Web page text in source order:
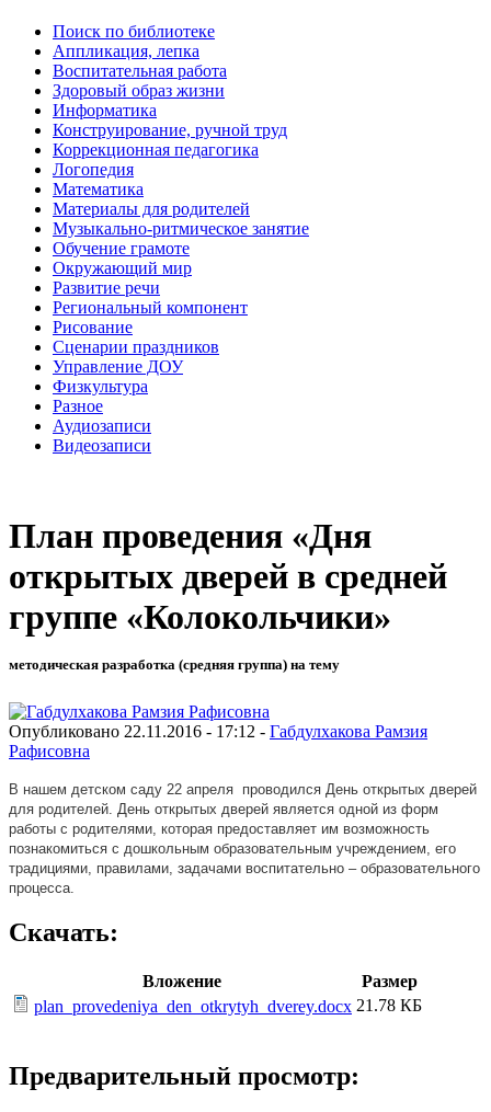
Поиск по библиотеке
Аппликация, лепка
Воспитательная работа
Здоровый образ жизни
Информатика
Конструирование, ручной труд
Коррекционная педагогика
Логопедия
Математика
Материалы для родителей
Музыкально-ритмическое занятие
Обучение грамоте
Окружающий мир
Развитие речи
Региональный компонент
Рисование
Сценарии праздников
Управление ДОУ
Физкультура
Разное
Аудиозаписи
Видеозаписи
План проведения «Дня
открытых дверей в средней
группе «Колокольчики»
методическая разработка (средняя группа) на тему
Опубликовано 22.11.2016 - 17:12 - Габдулхакова Рамзия
Рафисовна
В нашем детском саду 22 апреля проводился День открытых дверей
для родителей. День открытых дверей является одной из форм
работы с родителями, которая предоставляет им возможность
познакомиться с дошкольным образовательным учреждением, его
традициями, правилами, задачами воспитательно – образовательного
процесса.
Скачать:
Вложение
Размер
plan_provedeniya_den_otkrytyh_dverey.docx 21.78 КБ
Предварительный просмотр: